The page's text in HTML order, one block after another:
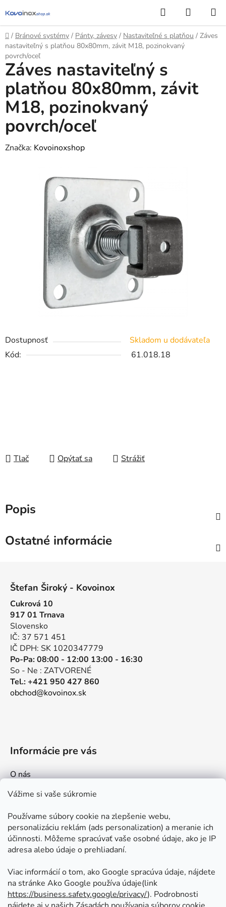
Vážime si vaše súkromie
Používame súbory cookie na zlepšenie webu,
personalizáciu reklám (ads personalization) a meranie ich
účinnosti. Môžeme spracúvať vaše osobné údaje, ako je IP
adresa alebo údaje o prehliadaní.
Viac informácií o tom, ako Google spracúva údaje, nájdete
na stránke Ako Google používa údaje(link
https://business.safety.google/privacy/⁩). Podrobnosti
na
obsah
Hľadať
KOŠÍK
Domov
/ Bránové systémy / Pánty, závesy / Nastaviteľné s platňou / Záves
nastaviteľný s platňou 80x80mm, závit M18, pozinokvaný
povrch/oceľ
Dostupnosť
Skladom u dodávateľa
Kód:
61.018.18
Tlač Opýtať sa Strážiť
Záves nastaviteľný s
platňou 80x80mm, závit
M18, pozinokvaný
povrch/oceľ
Značka: Kovoinoxshop
Popis
Ostatné informácie
Štefan Široký - Kovoinox
Cukrová 10
917 01 Trnava
Slovensko
IČ: 37 571 451
IČ DPH: SK 1020347779
Po-Pa: 08:00 - 12:00 13:00 - 16:30
So - Ne : ZATVORENÉ
Tel.: +421 950 427 860
obchod@kovoinox.sk
Informácie pre vás
O nás
Kontakt
Ako nakupovať
Obchodné podmienky
Ochrana osobných údajov
Odstúpenie od zmluvy
Prijímame online platby